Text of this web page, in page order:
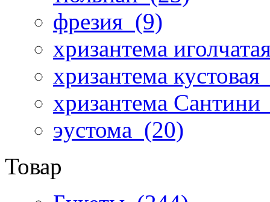
фрезия (9)
хризантема
хризантема кустовая
хризантема Сантини
эустома (20)
Товар